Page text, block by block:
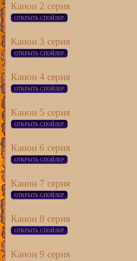
Канон 2 серия
Канон 3 серия
Канон 4 серия
Канон 5 серия
Канон 6 серия
Канон 7 серия
Канон 8 серия
Канон 9 серия